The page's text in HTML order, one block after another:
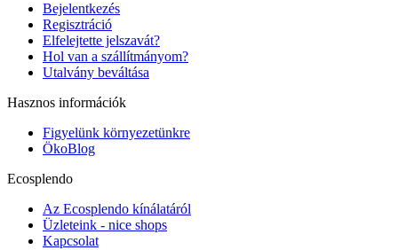
Bejelentkezés
Regisztráció
Elfelejtette jelszavát?
Hol van a szállítmányom?
Utalvány beváltása
Hasznos információk
Figyelünk környezetünkre
ÖkoBlog
Ecosplendo
Az Ecosplendo kínálatáról
Üzleteink - nice shops
Kapcsolat